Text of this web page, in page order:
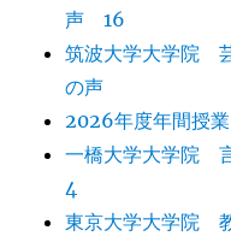
声 16
筑波大学大学院
の声
2026年度年間授
一橋大学大学院
4
東京大学大学院